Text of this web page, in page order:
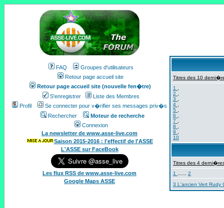
FAQ
Groupes d'utilisateurs
Retour page accueil site
Retour page accueil site (nouvelle fen�tre)
S'enregistrer
Liste des Membres
Profil
Se connecter pour v�rifier ses messages priv�s
Rechercher
Moteur de recherche
Connexion
La newsletter de www.asse-live.com
Saison 2015-2016 : l'effectif de l'ASSE
L'ASSE sur FaceBook
Les flux RSS de www.asse-live.com
Google Maps ASSE
Titres des 10
1
2
3
4
5
6
7
8
9
10
Titres des 4
1
2
3 L'ancien Vert